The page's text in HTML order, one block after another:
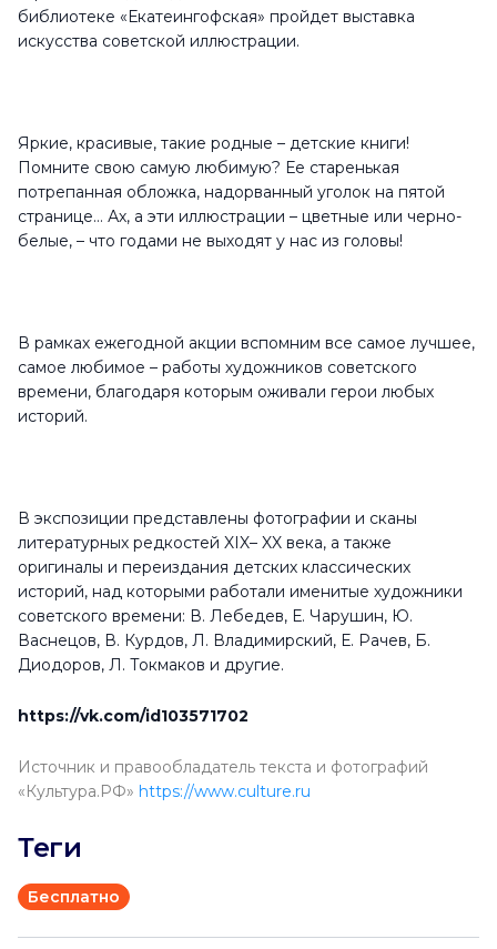
библиотеке «Екатеингофская» пройдет выставка
искусства советской иллюстрации.
Яркие, красивые, такие родные – детские книги!
Помните свою самую любимую? Ее старенькая
потрепанная обложка, надорванный уголок на пятой
странице… Ах, а эти иллюстрации – цветные или черно-
белые, – что годами не выходят у нас из головы!
В рамках ежегодной акции вспомним все самое лучшее,
самое любимое – работы художников советского
времени, благодаря которым оживали герои любых
историй.
В экспозиции представлены фотографии и сканы
литературных редкостей XIX– XX века, а также
оригиналы и переиздания детских классических
историй, над которыми работали именитые художники
советского времени: В. Лебедев, Е. Чарушин, Ю.
Васнецов, В. Курдов, Л. Владимирский, Е. Рачев, Б.
Диодоров, Л. Токмаков и другие.
https://vk.com/id103571702
Источник и правообладатель текста и фотографий
«Культура.РФ» https://www.culture.ru
Теги
Бесплатно